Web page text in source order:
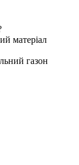
матеріал
газон